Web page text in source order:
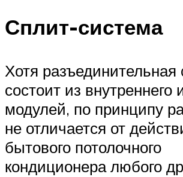
Сплит-система
Хотя разъединительная
состоит из внутреннего
модулей, по принципу
не отличается от
бытового потолочного
кондиционера любого